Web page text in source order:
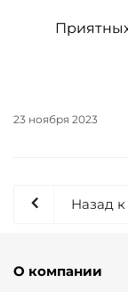
23 ноября 2023
Назад к
О компании